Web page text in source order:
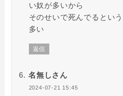
い奴が多いから
そのせいで死んでるとい
多い
返信
名無しさん
2024-07-21 15:45